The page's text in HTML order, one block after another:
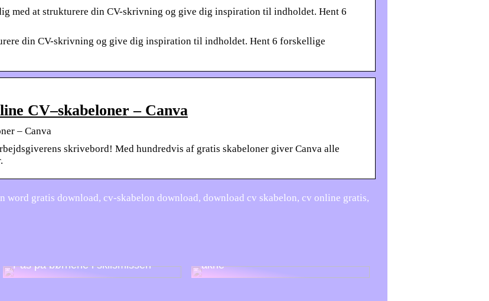
med at strukturere din CV-skrivning og give dig inspiration til indholdet. Hent 6
din CV-skrivning og give dig inspiration til indholdet. Hent 6 forskellige
CV–skabeloner – Canva
– Canva
skrivebord! Med hundredvis af gratis skabeloner giver Canva alle
word gratis download, cv-skabelon download, download cv skabelon, cv online gratis,
Pas på børnene i skilsmissen
akne